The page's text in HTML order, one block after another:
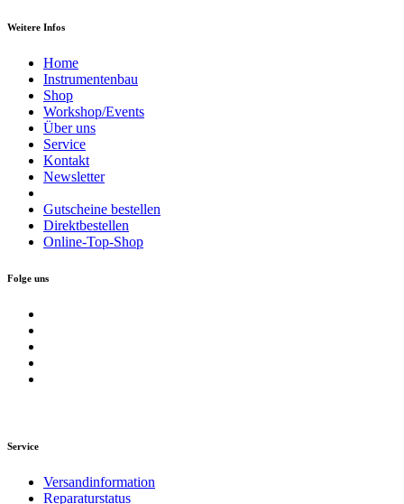
Weitere Infos
Home
Instrumentenbau
Shop
Workshop/Events
Über uns
Service
Kontakt
Newsletter
Gutscheine bestellen
Direktbestellen
Online-Top-Shop
Folge uns
Service
Versandinformation
Reparaturstatus